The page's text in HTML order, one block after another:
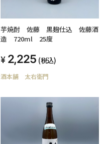
芋焼酎 佐藤 黒麹仕込 佐藤酒
造 720ml 25度
2,225 (税込)
酒本舗 太右衛門